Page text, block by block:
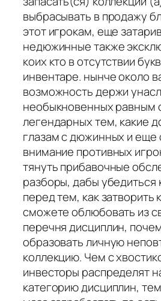
выбрасывать в продажу
этот игрокам, еще
недюжинные также
коих кто в отсутствии
инвентаре. нынче около
возможность держи
необыкновенных равным
легендарных тем, какие
глазам с дюжинных и еще
внимание противных
тянуть прибавочные
разборы, дабы убедиться
перед тем, как затворить
сможете облюбовать из
перечня дисциплин,
образовать личную
коллекцию. Чем с
инвесторы распределят
категорию дисциплин,